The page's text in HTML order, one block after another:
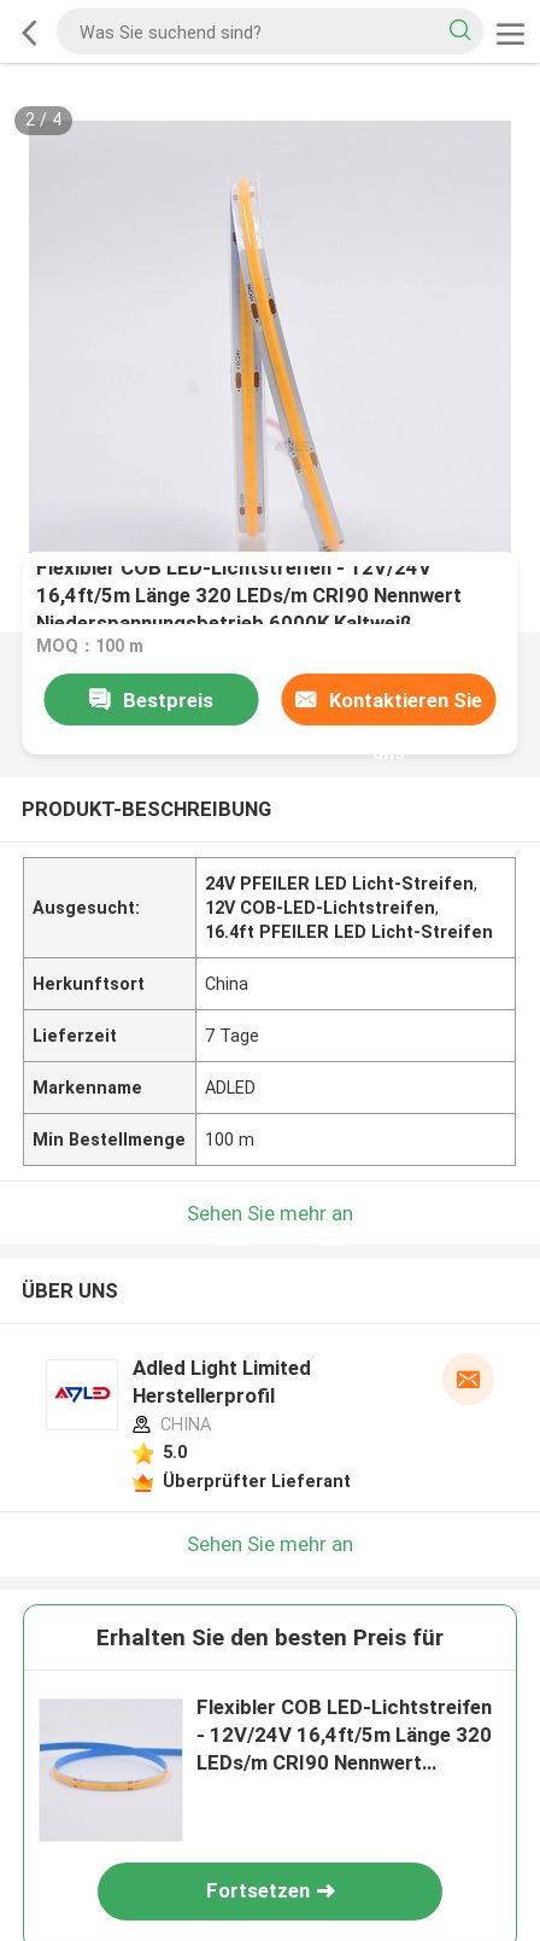
2/ 4
Flexibler COB LED-Lichtstreifen - 12V/24V
16,4ft/5m Länge 320 LEDs/m CRI90 Nennwert
Niederspannungsbetrieb 6000K Kaltweiß
MOQ：100 m
Bestpreis Kontaktieren Sie
uns
PRODUKT-BESCHREIBUNG
Ausgesucht:
24V PFEILER LED Licht-Streifen,
12V COB-LED-Lichtstreifen,
16.4ft PFEILER LED Licht-Streifen
Herkunftsort China
Lieferzeit 7 Tage
Markenname ADLED
Min Bestellmenge 100 m
Sehen Sie mehr an
ÜBER UNS
Adled Light Limited
Herstellerprofil
CHINA
5.0
Überprüfter Lieferant
Sehen Sie mehr an
Erhalten Sie den besten Preis für
Flexibler COB LED-Lichtstreifen
- 12V/24V 16,4ft/5m Länge 320
LEDs/m CRI90 Nennwert
Fortsetzen